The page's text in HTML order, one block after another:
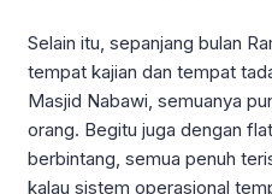
Selain itu, sepanjang bulan
tempat kajian dan tempat
Masjid Nabawi, semuanya
orang. Begitu juga dengan
berbintang, semua penuh
kalau sistem operasional